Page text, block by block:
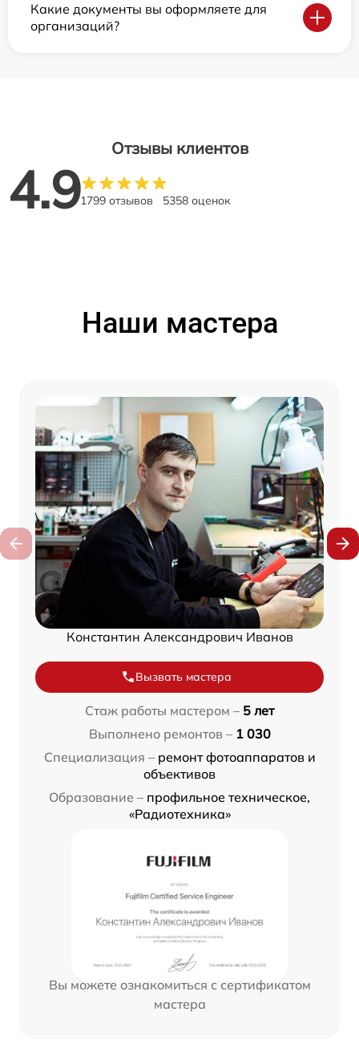
Какие документы вы оформляете для
организаций?
Отзывы клиентов
4.91799 отзывов 5358 оценок
Наши мастера
Константин Александрович Иванов
Вызвать мастера
Стаж работы мастером – 5 лет
Выполнено ремонтов – 1 030
Специализация – ремонт фотоаппаратов и
объективов
Образование – профильное техническое,
«Радиотехника»
Вы можете ознакомиться с сертификатом
мастера